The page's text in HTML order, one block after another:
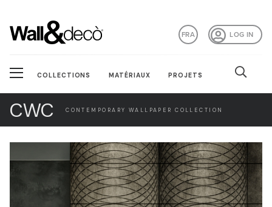
LOG IN
FRA
COLLECTIONS MATÉRIAUX PROJETS
CWC CONTEMPORARY WALLPAPER COLLECTION